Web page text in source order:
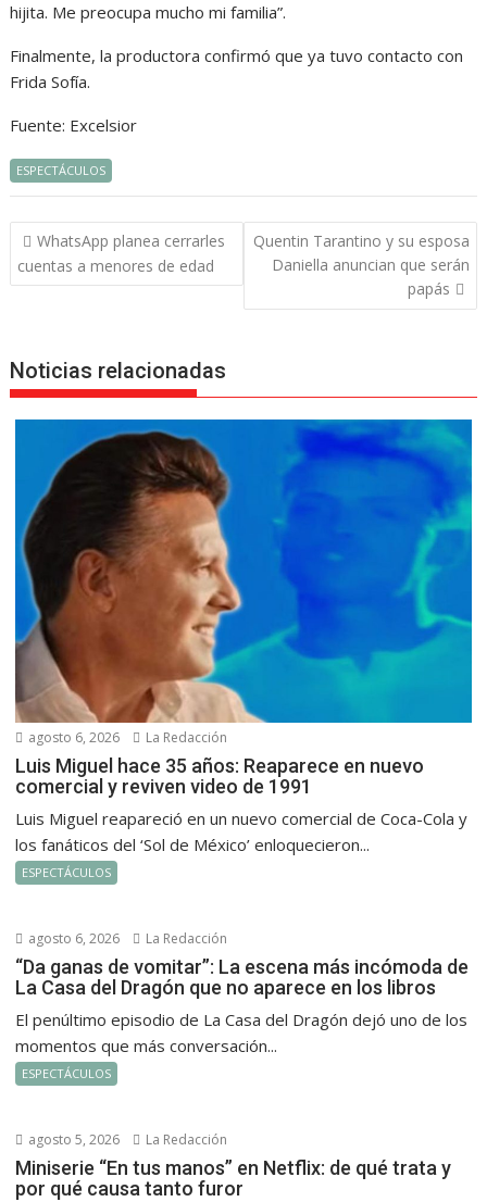
hijita. Me preocupa mucho mi familia”.
Finalmente, la productora confirmó que ya tuvo contacto con
Frida Sofía.
Fuente: Excelsior
ESPECTÁCULOS
Navegación
de
entradas
WhatsApp planea cerrarles
cuentas a menores de edad
Quentin Tarantino y su esposa
Daniella anuncian que serán
papás
Noticias relacionadas
agosto 6, 2026 La Redacción
Luis Miguel hace 35 años: Reaparece en nuevo
comercial y reviven video de 1991
Luis Miguel reapareció en un nuevo comercial de Coca-Cola y
los fanáticos del ‘Sol de México’ enloquecieron...
ESPECTÁCULOS
agosto 6, 2026 La Redacción
“Da ganas de vomitar”: La escena más incómoda de
La Casa del Dragón que no aparece en los libros
El penúltimo episodio de La Casa del Dragón dejó uno de los
momentos que más conversación...
ESPECTÁCULOS
agosto 5, 2026 La Redacción
Miniserie “En tus manos” en Netflix: de qué trata y
por qué causa tanto furor